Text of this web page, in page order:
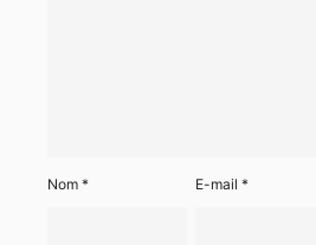
Nom * E-mail*